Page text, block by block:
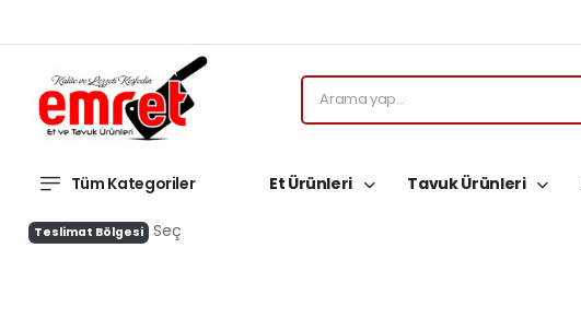
Tüm Kategoriler Et Ürünleri Tavuk Ürünleri
Teslimat Bölgesi Seç